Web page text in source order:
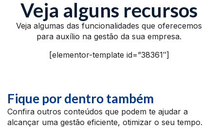
Veja alguns recursos
Veja algumas das funcionalidades que oferecemos
para auxílio na gestão da sua empresa.
[elementor-template id=”38361″]
Fique por dentro também
Confira outros conteúdos que podem te ajudar a
alcançar uma gestão eficiente, otimizar o seu tempo.